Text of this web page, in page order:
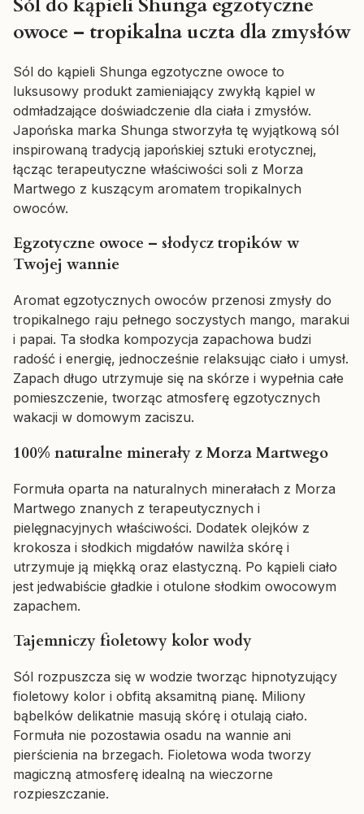
owoce – tropikalna uczta dla zmysłów
Sól do kąpieli Shunga egzotyczne owoce to
luksusowy produkt zamieniający zwykłą kąpiel w
odmładzające doświadczenie dla ciała i zmysłów.
Japońska marka Shunga stworzyła tę wyjątkową sól
inspirowaną tradycją japońskiej sztuki erotycznej,
łącząc terapeutyczne właściwości soli z Morza
Martwego z kuszącym aromatem tropikalnych
owoców.
Egzotyczne owoce – słodycz tropików w
Twojej wannie
Aromat egzotycznych owoców przenosi zmysły do
tropikalnego raju pełnego soczystych mango, marakui
i papai. Ta słodka kompozycja zapachowa budzi
radość i energię, jednocześnie relaksując ciało i umysł.
Zapach długo utrzymuje się na skórze i wypełnia całe
pomieszczenie, tworząc atmosferę egzotycznych
wakacji w domowym zaciszu.
100% naturalne minerały z Morza Martwego
Formuła oparta na naturalnych minerałach z Morza
Martwego znanych z terapeutycznych i
pielęgnacyjnych właściwości. Dodatek olejków z
krokosza i słodkich migdałów nawilża skórę i
utrzymuje ją miękką oraz elastyczną. Po kąpieli ciało
jest jedwabiście gładkie i otulone słodkim owocowym
zapachem.
Tajemniczy fioletowy kolor wody
Sól rozpuszcza się w wodzie tworząc hipnotyzujący
fioletowy kolor i obfitą aksamitną pianę. Miliony
bąbelków delikatnie masują skórę i otulają ciało.
Formuła nie pozostawia osadu na wannie ani
pierścienia na brzegach. Fioletowa woda tworzy
magiczną atmosferę idealną na wieczorne
rozpieszczanie.